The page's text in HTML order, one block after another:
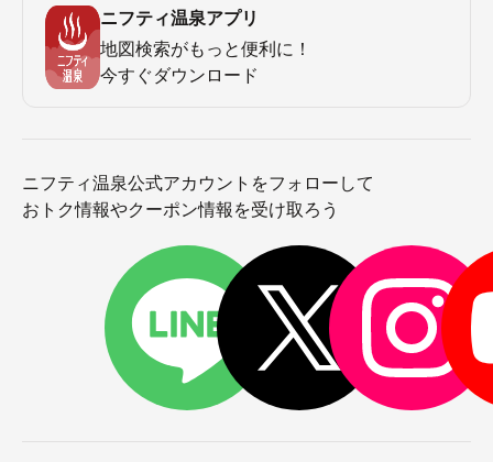
ニフティ温泉アプリ
地図検索がもっと便利に！
今すぐダウンロード
ニフティ温泉公式アカウントをフォローして
おトク情報やクーポン情報を受け取ろう